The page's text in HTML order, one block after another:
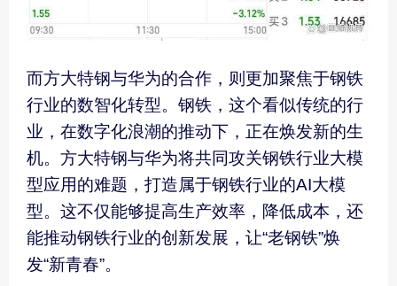
而方大特钢与华为的合作，则更加聚焦于钢铁
行业的数智化转型。钢铁，这个看似传统的行
业，在数字化浪潮的推动下，正在焕发新的生
机。方大特钢与华为将共同攻关钢铁行业大模
型应用的难题，打造属于钢铁行业的AI大模
型。这不仅能够提高生产效率，降低成本，还
能推动钢铁行业的创新发展，让“老钢铁”焕
发“新青春”。